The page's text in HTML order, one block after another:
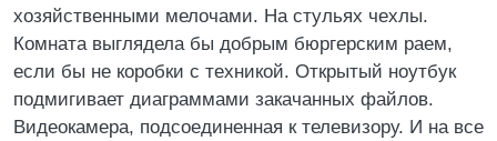
хозяйственными мелочами. На стульях чехлы.
Комната выглядела бы добрым бюргерским раем,
если бы не коробки с техникой. Открытый ноутбук
подмигивает диаграммами закачанных файлов.
Видеокамера, подсоединенная к телевизору. И на все